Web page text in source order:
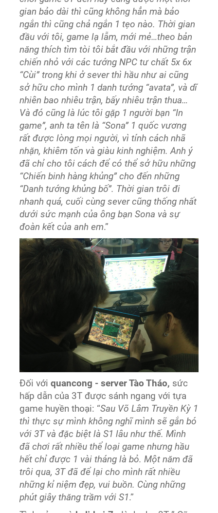
gian bảo dài thì cũng không hẳn mà bảo
ngắn thì cũng chả ngắn 1 tẹo nào. Thời gian
đầu với tôi, game lạ lẫm, mới mẻ…theo bản
năng thích tìm tòi tôi bắt đầu với những trận
chiến nhỏ với các tướng NPC tư chất 5x 6x
“Cùi” trong khi ở sever thì hầu như ai cũng
sở hữu cho mình 1 danh tướng “avata”, và dĩ
nhiên bao nhiêu trận, bấy nhiêu trận thua…
Và đó cũng là lúc tôi gặp 1 người bạn “In
game”, anh ta tên là “Sona” 1 quốc vương
rất được lòng mọi người, vì tính cách nhã
nhặn, khiêm tốn và giàu kinh nghiệm. Anh ý
đã chỉ cho tôi cách để có thể sở hữu những
“Chiến binh hàng khủng” cho đến những
“Danh tướng khủng bố”. Thời gian trôi đi
nhanh quá, cuối cùng sever cũng thống nhất
dưới sức mạnh của ông bạn Sona và sự
đoàn kết của anh em.”
Đối vớiquancong - server Tào Tháo, sức
hấp dẫn của 3T được sánh ngang với tựa
game huyền thoại: “Sau Võ Lâm Truyền Kỳ 1
thì thực sự mình không nghĩ mình sẽ gắn bó
với 3T và đặc biệt là S1 lâu như thế. Mình
đã chơi rất nhiều thể loại game nhưng hầu
hết chỉ được 1 vài tháng là bỏ. Một năm đã
trôi qua, 3T đã để lại cho mình rất nhiều
những kỉ niệm đẹp, vui buồn. Cùng những
phút giây thăng trầm với S1.”